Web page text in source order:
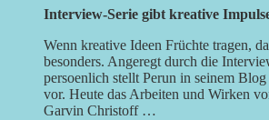
Interview-Serie gibt kreative
Wenn kreative Ideen Früchte tragen,
besonders. Angeregt durch die
persoenlich stellt Perun in seinem
vor. Heute das Arbeiten und Wirken
Garvin Christoff …